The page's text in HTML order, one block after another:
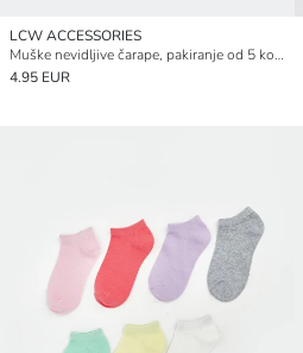
LCW ACCESSORIES
Muške nevidljive čarape, pakiranje od 5 komada
4.95 EUR